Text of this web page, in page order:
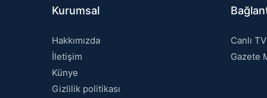
Kurumsal
Hakkımızda
İletişim
Künye
Gizlilik politikası
Canlı TV
Gazete